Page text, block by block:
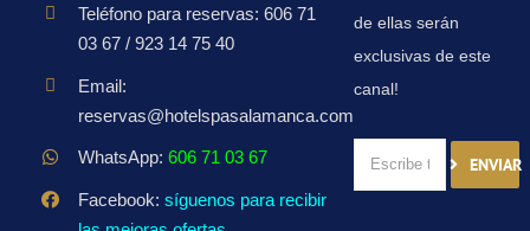
Teléfono para reservas: 606 71
03 67 / 923 14 75 40
Email:
reservas@hotelspasalamanca.com
WhatsApp: 606 71 03 67
Facebook: síguenos para recibir
de ellas serán
exclusivas de este
canal!
ENVIAR